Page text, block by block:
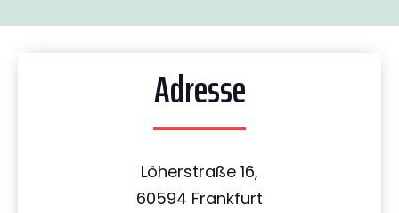
Adresse
Löherstraße 16,
60594 Frankfurt